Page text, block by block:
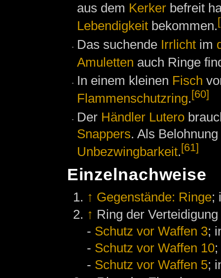
aus dem Kerker befreit
Lebendigkeit bekommen.
Das suchende Irrlicht im
Amuletten auch Ringe
In einem kleinen Fisch
Flammenschutzring.[60]
Der Händler Lutero
Snappers. Als
Unbezwingbarkeit.[61]
Einzelnachweise
↑ Gegenstände: Ringe;
↑ Ring der Verteidigung
- Schutz vor Waffen 3;
- Schutz vor Waffen 10
- Schutz vor Waffen 5;